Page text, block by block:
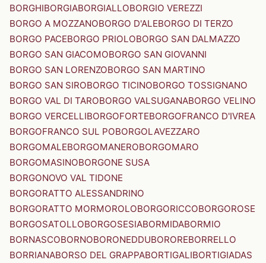
BORGHIBORGIABORGIALLOBORGIO VEREZZI
BORGO A MOZZANOBORGO D'ALEBORGO DI TERZO
BORGO PACEBORGO PRIOLOBORGO SAN DALMAZZO
BORGO SAN GIACOMOBORGO SAN GIOVANNI
BORGO SAN LORENZOBORGO SAN MARTINO
BORGO SAN SIROBORGO TICINOBORGO TOSSIGNANO
BORGO VAL DI TAROBORGO VALSUGANABORGO VELINO
BORGO VERCELLIBORGOFORTEBORGOFRANCO D'IVREA
BORGOFRANCO SUL POBORGOLAVEZZARO
BORGOMALEBORGOMANEROBORGOMARO
BORGOMASINOBORGONE SUSA
BORGONOVO VAL TIDONE
BORGORATTO ALESSANDRINO
BORGORATTO MORMOROLOBORGORICCOBORGOROSE
BORGOSATOLLOBORGOSESIABORMIDABORMIO
BORNASCOBORNOBORONEDDUBOROREBORRELLO
BORRIANABORSO DEL GRAPPABORTIGALIBORTIGIADAS